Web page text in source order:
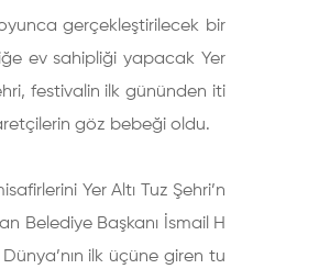
gerçekleştirilecek bir
ev sahipliği yapacak Yer
festivalin ilk gününden iti
göz bebeği oldu.
Yer Altı Tuz Şehri’n
Belediye Başkanı İsmail H
Dünya’nın ilk üçüne giren tu